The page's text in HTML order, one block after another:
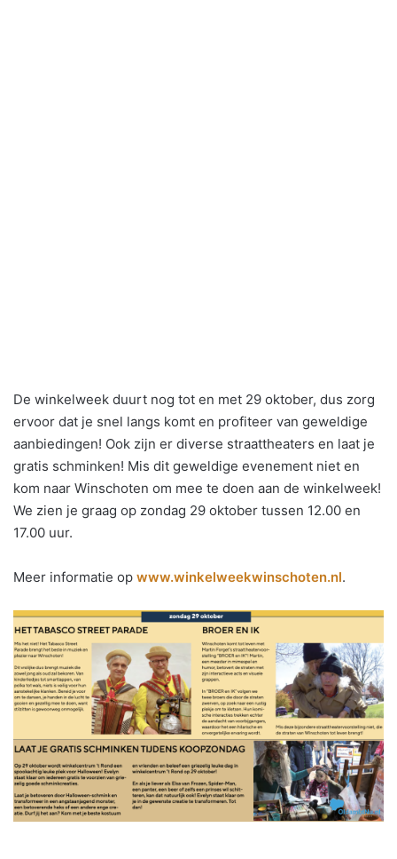
De winkelweek duurt nog tot en met 29 oktober, dus zorg
ervoor dat je snel langs komt en profiteer van geweldige
aanbiedingen! Ook zijn er diverse straattheaters en laat je
gratis schminken! Mis dit geweldige evenement niet en
kom naar Winschoten om mee te doen aan de winkelweek!
We zien je graag op zondag 29 oktober tussen 12.00 en
17.00 uur.
Meer informatie op www.winkelweekwinschoten.nl.